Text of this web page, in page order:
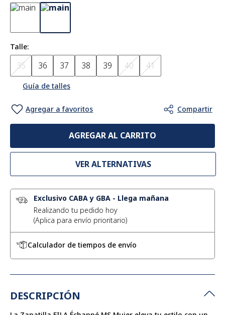
Talle
35 36 37 38 39 40 41
Guía de talles
AGREGAR AL CARRITO
VER ALTERNATIVAS
Exclusivo CABA y GBA - Llega mañana
Realizando tu pedido hoy
Calculador de tiempos de envío
DESCRIPCIÓN